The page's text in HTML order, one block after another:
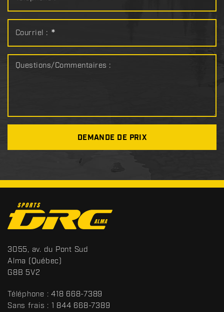
Courriel : *
Questions/Commentaires :
DEMANDE DE PRIX
o
n
t
a
c
t
S
p
o
t
s
3055, av. du Pont Sud
Alma (Québec)
G8B 5V2
Téléphone : 418 668-7389
Sans frais : 1 844 668-7389